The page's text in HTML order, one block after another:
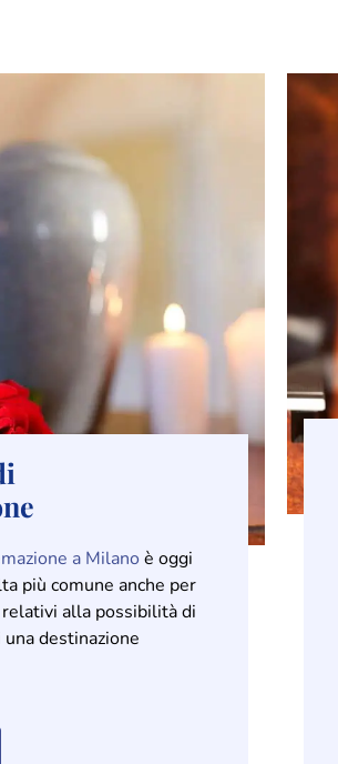
a Milano è oggi
più comune anche per
alla possibilità di
destinazione